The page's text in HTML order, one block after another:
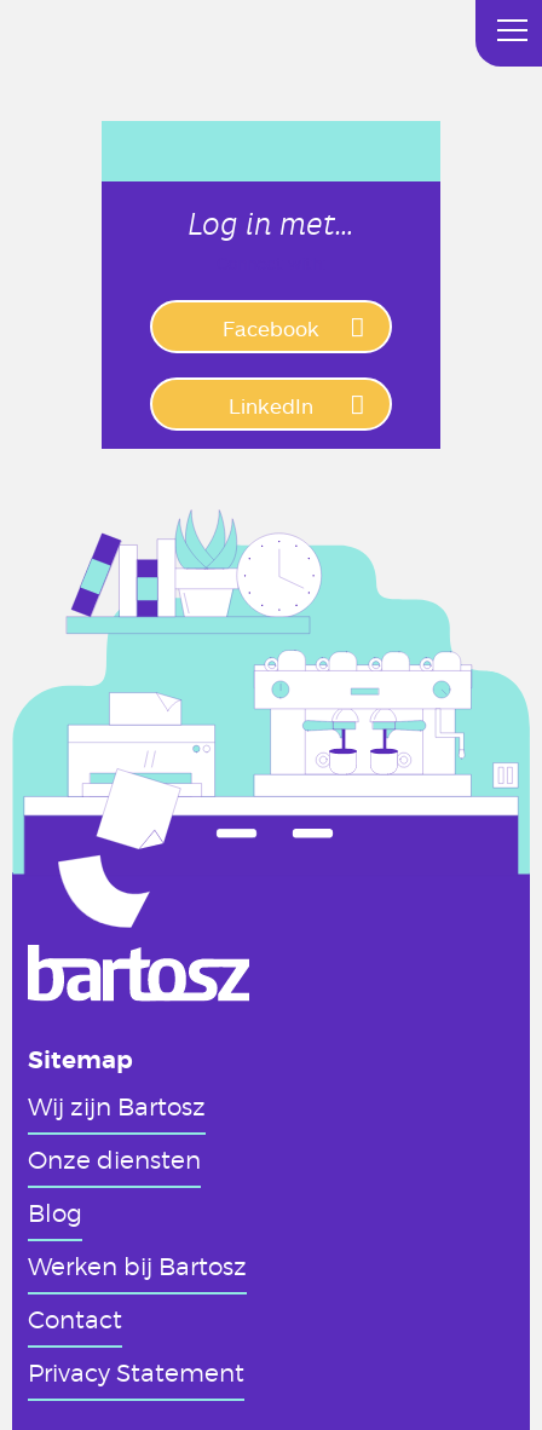
Log in met…
Facebook
LinkedIn
Sitemap
Wij zijn Bartosz
Onze diensten
Blog
Werken bij Bartosz
Contact
Privacy Statement